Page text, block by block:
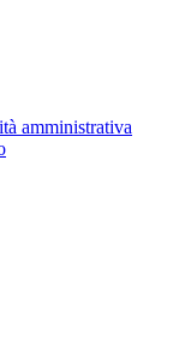
amministrativa